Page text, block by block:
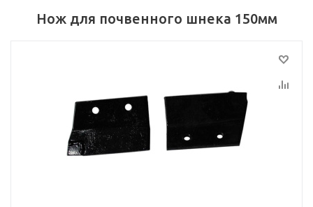
Нож для почвенного шнека 150мм